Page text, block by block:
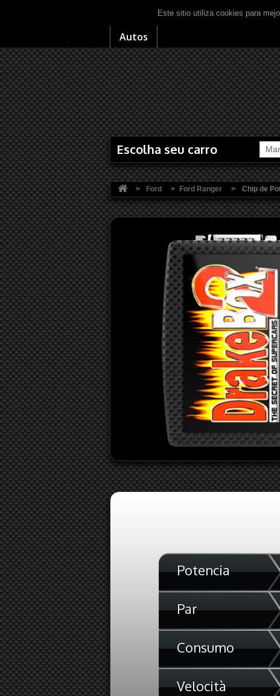
Este sitio utiliza cookies para
Autos
Escolha seu carro
> Ford > Ford Ranger > Chip de
Potencia
Par
Consumo
Velocità